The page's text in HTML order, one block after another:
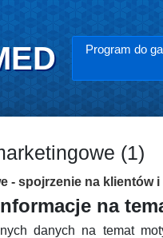
Program do
(1)
- spojrzenie na klientów
na
danych na temat